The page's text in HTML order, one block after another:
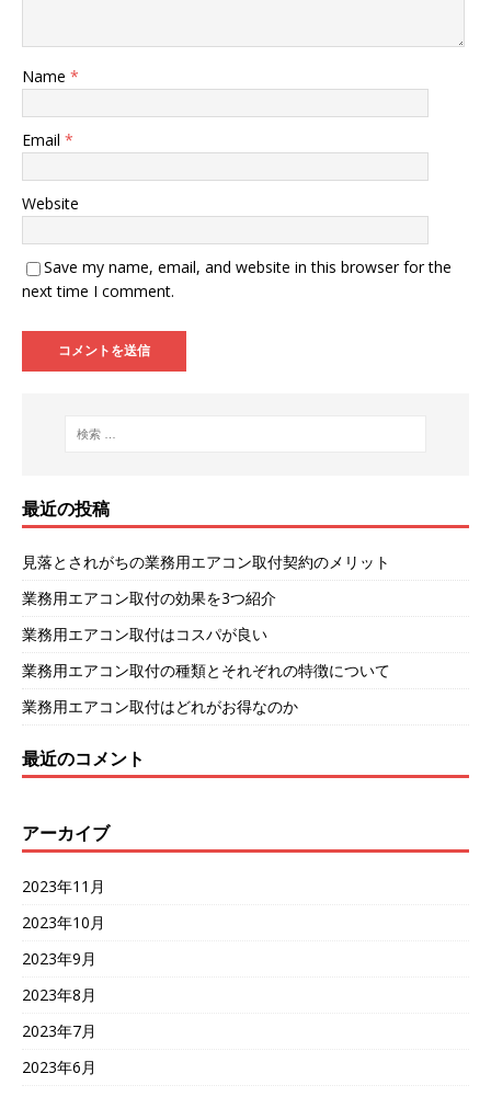
Name *
Email *
Website
Save my name, email, and website in this browser for the
next time I comment.
最近の投稿
見落とされがちの業務用エアコン取付契約のメリット
業務用エアコン取付の効果を3つ紹介
業務用エアコン取付はコスパが良い
業務用エアコン取付の種類とそれぞれの特徴について
業務用エアコン取付はどれがお得なのか
最近のコメント
アーカイブ
2023年11月
2023年10月
2023年9月
2023年8月
2023年7月
2023年6月